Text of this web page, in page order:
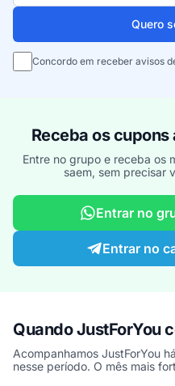
Quero
Concordo em receber avisos
Receba os
Entre no grupo e receba os
saem, sem precisar
Entrar no
Entrar no
Quando JustForYou
Acompanhamos JustForYou
nesse período. O mês mais